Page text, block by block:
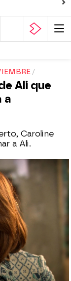
Ali que
a
Caroline
a Ali.